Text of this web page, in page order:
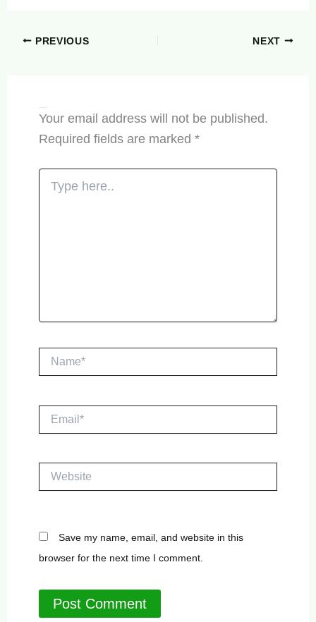
PREVIOUS NEXT
Your email address will not be published.
Required fields are marked *
Type
here..
Name*
Website
Save my name, email, and website in this
browser for the next time I comment.